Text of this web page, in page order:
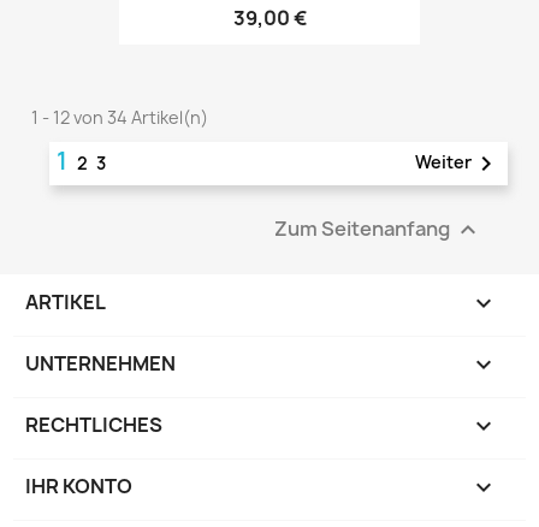
39,00 €
1 - 12 von 34 Artikel(n)
123 Weiter
Zum Seitenanfang 
ARTIKEL 
UNTERNEHMEN 
RECHTLICHES 
IHR KONTO 